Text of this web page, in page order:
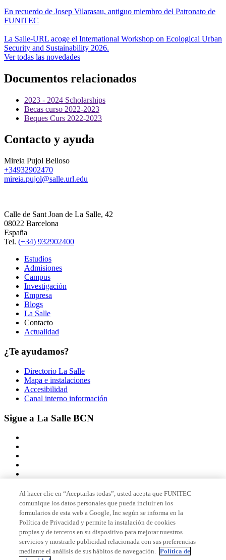
En recuerdo de Josep Vilarasau, antiguo miembro del Patronato de
FUNITEC
La Salle-URL acoge el International Workshop on Ecological Urban
Security and Sustainability 2026.
Ver todas las novedades
Documentos relacionados
2023 - 2024 Scholarships
Becas curso 2022-2023
Beques Curs 2022-2023
Contacto y ayuda
Mireia Pujol Belloso
+34932902470
mireia.pujol@salle.url.edu
Calle de Sant Joan de La Salle, 42
08022 Barcelona
España
Tel. (+34) 932902400
Estudios
Admisiones
Campus
Investigación
Empresa
Blogs
La Salle
Contacto
Actualidad
¿Te ayudamos?
Directorio La Salle
Mapa e instalaciones
Accesibilidad
Canal interno información
Sigue a La Salle BCN
Miembro de
Acreditaciones
Al hacer clic en “Aceptarlas todas”, usted acepta que FUNITEC
comunique los datos personales que pueda incluir en los
formularios de esta web a Google, Inc según se informa en la
Política de Privacidad y permite la instalación de cookies
propias y de terceros en su dispositivo para mejorar nuestros
servicios y mostrarle publicidad relacionada con sus preferencias
mediante el análisis de sus hábitos de navegación. Política de